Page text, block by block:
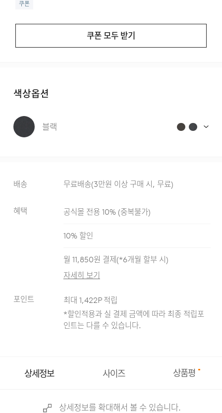
쿠폰
쿠폰 모두 받기
색상옵션
블랙
브라운
배송 무료배송(3만원 이상 구매 시, 무료)
혜택 공식몰 전용 10%(중복불가)
10% 할인
월 11,850원 결제(*6개월 할부 시)
자세히 보기
포인트 최대 1,422P 적립
*할인적용과 실 결제 금액에 따라 최종 적립포
인트는 다를 수 있습니다.
상세정보 사이즈 상품평
상세정보를 확대해서 볼 수 있습니다.